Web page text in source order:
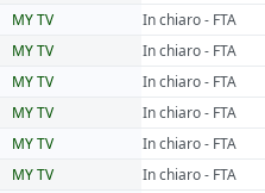
MY TV In chiaro - FTA
MY TV In chiaro - FTA
MY TV In chiaro - FTA
MY TV In chiaro - FTA
MY TV In chiaro - FTA
MY TV In chiaro - FTA